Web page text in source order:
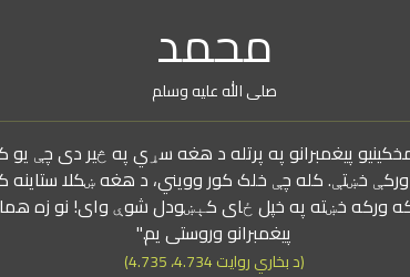
محمد
صلی الله علیه وسلم
پیغمبرانو په پرتله د هغه سړي په څیر دی چې یو
خښتې. کله چې خلک کور وویني، د هغه ښکلا ستاینه
ورکه خښته په خپل ځای کېښودل شوې وای! نو زه
پیغمبرانو وروستی یم."
(د بخاري روایت 4.734، 4.735)